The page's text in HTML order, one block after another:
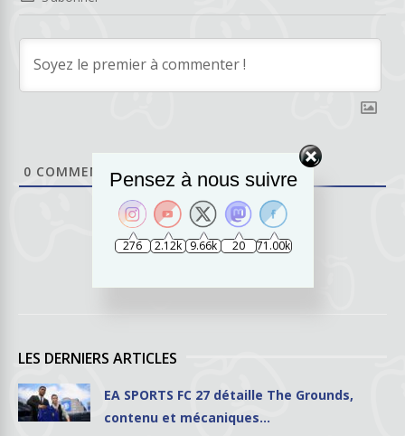
0 COMMENTAIRES
LES DERNIERS ARTICLES
EA SPORTS FC 27 détaille The Grounds,
contenu et mécaniques…
Pensez à nous suivre
276 2.12k 9.66k 20 71.00k